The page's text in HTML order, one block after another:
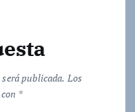
publicada. Los
*